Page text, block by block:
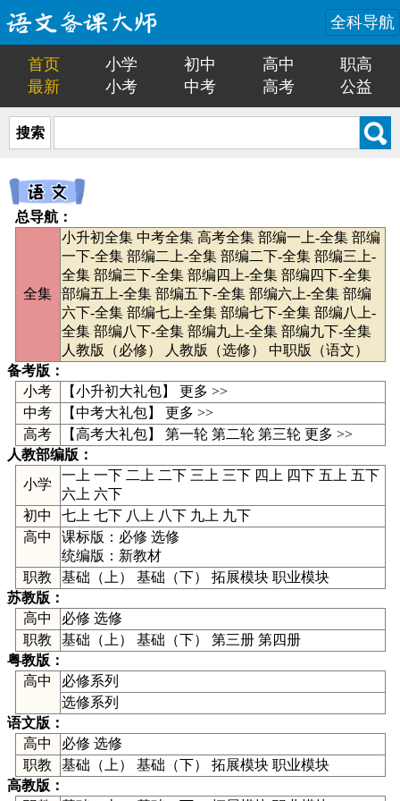
全科导航
首页 小学 初中 高中
职高
最新
小考 中考 高考 公益
搜索
总导航：
全集
小升初全集 中考全集 高考全集 部编一上-全集 部编
一下-全集 部编二上-全集 部编二下-全集 部编三上-
全集 部编三下-全集 部编四上-全集 部编四下-全集
部编五上-全集 部编五下-全集 部编六上-全集 部编
六下-全集 部编七上-全集 部编七下-全集 部编八上-
全集 部编八下-全集 部编九上-全集 部编九下-全集
人教版（必修）
人教版（选修）
中职版（语文）
备考版：
小考
【小升初大礼包】 更多 >>
中考
【中考大礼包】 更多 >>
高考
【高考大礼包】 第一轮 第二轮 第三轮 更多 >>
人教部编版 ：
小学
一上 一下 二上 二下 三上 三下 四上 四下 五上 五下
六上 六下
初中
七上 七下 八上 八下 九上 九下
高中
课标版： 必修 选修
统编版： 新教材
职教
基础（上） 基础（下） 拓展模块 职业模块
苏教版 ：
高中
必修 选修
职教
基础（上） 基础（下） 第三册 第四册
粤教版 ：
高中
必修系列
选修系列
语文版 ：
高中
必修 选修
职教
基础（上） 基础（下） 拓展模块 职业模块
高教版 ：